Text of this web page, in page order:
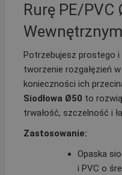
Rurę PE/
Potrzebujesz prostego
tworzenie rozgałęzień
konieczności ich
Siodłowa Ø50 to
trwałość, szczelność i
Zastosowanie:
Opaska
i PVC o